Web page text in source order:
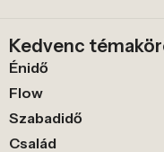
Kedvenc
Énidő
Flow
Szabadidő
Család